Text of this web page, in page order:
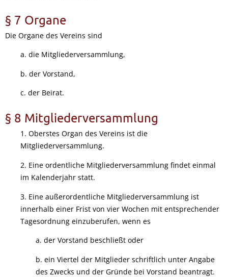
§ 7 Organe
Die Organe des Vereins sind
a. die Mitgliederversammlung,
b. der Vorstand,
c. der Beirat.
§ 8 Mitgliederversammlung
1. Oberstes Organ des Vereins ist die
Mitgliederversammlung.
2. Eine ordentliche Mitgliederversammlung findet einmal
im Kalenderjahr statt.
3. Eine außerordentliche Mitgliederversammlung ist
innerhalb einer Frist von vier Wochen mit entsprechender
Tagesordnung einzuberufen, wenn es
a. der Vorstand beschließt oder
b. ein Viertel der Mitglieder schriftlich unter Angabe
des Zwecks und der Gründe bei Vorstand beantragt.